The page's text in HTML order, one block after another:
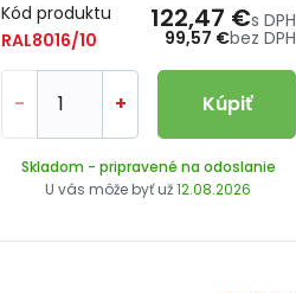
Kód produktu
RAL8016/10
99,57 €bez DPH
122,47 €s DPH
- + Kúpiť
Skladom - pripravené na odoslanie
U vás môže byť už12.08.2026